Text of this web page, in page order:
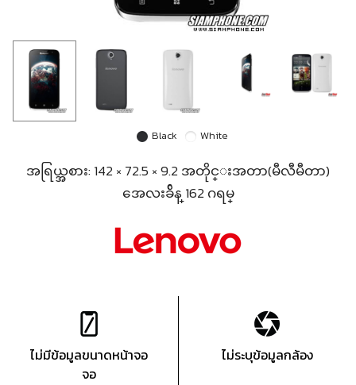
Black White
အရြယ္အစား: 142 × 72.5 × 9.2 အတိုင္းအတာ(မီလီမီတာ)
အေလးခ်ိန္ 162 ဂရမ္
ไม่มีข้อมูลขนาดหน้าจอ
จอ
ไม่ระบุข้อมูลกล้อง